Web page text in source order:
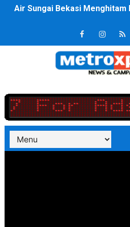
Polres Metro Bekasi Buru
Kepala SD Negeri Tanah
Dugaan Korupsi Dermaga
Tahun 50-An Bekasi Pernah
Si-Data Jadi Inovasi Baru
Ekspor Tersangka Dugaan